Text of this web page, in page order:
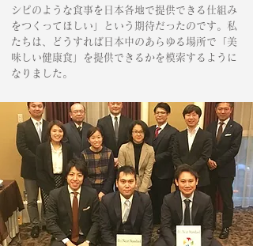
シピのような食事を日本各地で提供できる仕組み
をつくってほしい」という期待だったのです。私
たちは、どうすれば日本中のあらゆる場所で「美
味しい健康食」を提供できるかを模索するように
なりました。